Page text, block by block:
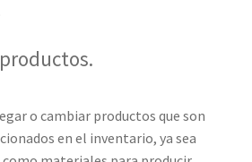
o cambiar productos que son
en el inventario, ya sea